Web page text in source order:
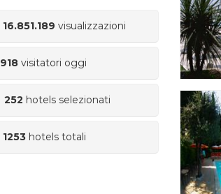
16.851.189 visualizzazioni
918 visitatori oggi
252 hotels selezionati
1253 hotels totali